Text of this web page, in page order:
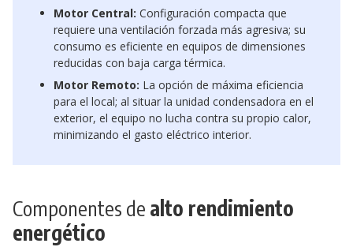
Motor Central: Configuración compacta que
requiere una ventilación forzada más agresiva; su
consumo es eficiente en equipos de dimensiones
reducidas con baja carga térmica.
Motor Remoto: La opción de máxima eficiencia
para el local; al situar la unidad condensadora en el
exterior, el equipo no lucha contra su propio calor,
minimizando el gasto eléctrico interior.
Componentes de alto rendimiento
energético